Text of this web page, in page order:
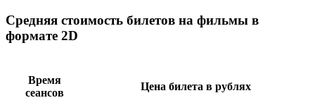
Средняя стоимость билетов на фильмы в
формате 2D
Время
сеансов
Цена билета в рублях